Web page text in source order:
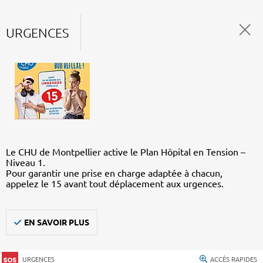
URGENCES
Le CHU de Montpellier active le Plan Hôpital en Tension –
Niveau 1.
Pour garantir une prise en charge adaptée à chacun,
appelez le 15 avant tout déplacement aux urgences.
EN SAVOIR PLUS
URGENCES ACCÈS RAPIDES